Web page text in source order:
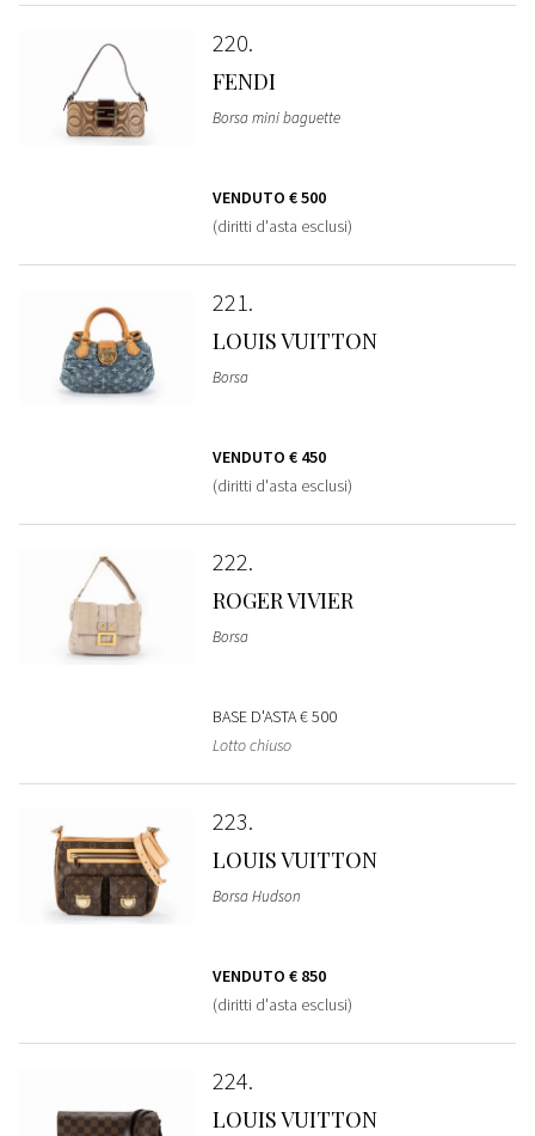
220
FENDI
Borsa mini baguette
VENDUTO € 500
(diritti d'asta esclusi)
221
LOUIS VUITTON
Borsa
VENDUTO € 450
(diritti d'asta esclusi)
222
ROGER VIVIER
Borsa
BASE D'ASTA€ 500
Lotto chiuso
223
LOUIS VUITTON
Borsa Hudson
VENDUTO € 850
(diritti d'asta esclusi)
224
LOUIS VUITTON